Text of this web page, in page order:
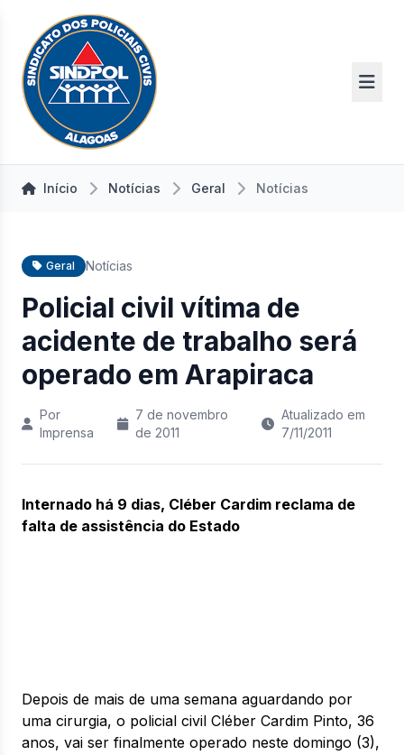
Início Notícias Geral Notícias
Geral Notícias
Policial civil vítima de
acidente de trabalho será
operado em Arapiraca
Por
Imprensa
7 de novembro
de 2011
Atualizado em
7/11/2011
Internado há 9 dias, Cléber Cardim reclama de
falta de assistência do Estado
Depois de mais de uma semana aguardando por
uma cirurgia, o policial civil Cléber Cardim Pinto, 36
anos, vai ser finalmente operado neste domingo (3),